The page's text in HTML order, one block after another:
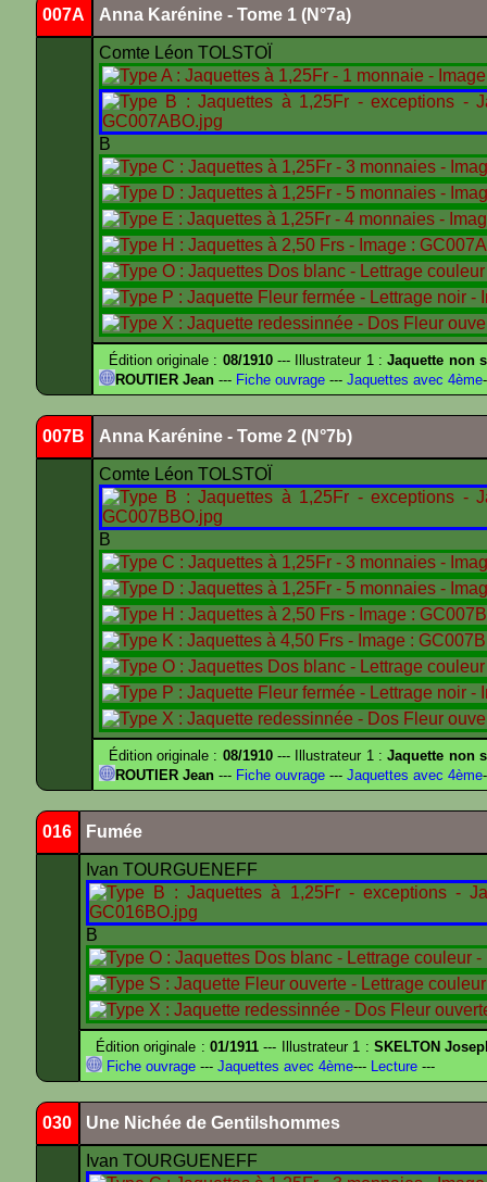
007A Anna Karénine - Tome 1 (N°7a)
Comte Léon TOLSTOÏ
B
Édition originale : 08/1910--- Illustrateur 1 :Jaquette non
ROUTIER Jean --- Fiche ouvrage --- Jaquettes avec 4ème
007B Anna Karénine - Tome 2 (N°7b)
Comte Léon TOLSTOÏ
B
Édition originale : 08/1910--- Illustrateur 1 :Jaquette non
ROUTIER Jean --- Fiche ouvrage --- Jaquettes avec 4ème
016 Fumée
Ivan TOURGUENEFF
B
Édition originale : 01/1911 --- Illustrateur 1 : SKELTON
Fiche ouvrage --- Jaquettes avec 4ème--- Lecture ---
030 Une Nichée de Gentilshommes
Ivan TOURGUENEFF